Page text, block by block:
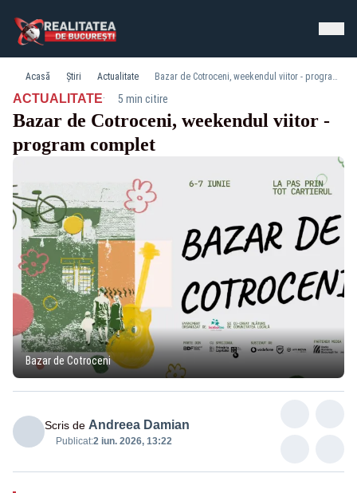
Acasă Știri Actualitate Bazar de Cotroceni, weekendul viitor - program complet
ACTUALITATE· 5 min citire
Bazar de Cotroceni, weekendul viitor -
program complet
Bazar de Cotroceni
Scris de Andreea Damian
Publicat:2 iun. 2026, 13:22